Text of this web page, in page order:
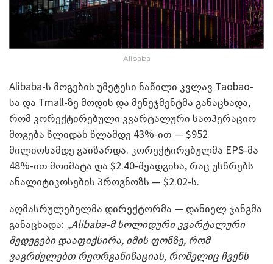
Alibaba
Alibaba-ს მოგების უმეტესი ნაწილი კვლავ Taobao-
სა და Tmall-ზე მოდის და მენეჯმენტმა განაცხადა,
რომ კორექტირებული კვარტალური საოპერაციო
მოგება წლიდან წლამდე 43%-ით — $952
მილიონამდე გაიზარდა. კორექტირებულმა EPS-მა
48%-ით მოიმატა და $2.40-შეადგინა, რაც უსწრებს
ანალიტიკოსების პროგნოზს — $2.02-ს.
აღმასრულებელმა დირექტორმა — დანიელ ჯანგმა
განაცხადა: „Alibaba-მ სოლიდური კვარტალური
შედეგები დააფიქსირა, იმის ფონზე, რომ
ვაგრძელებთ რეორგანიზაციას, რომელიც ჩვენს